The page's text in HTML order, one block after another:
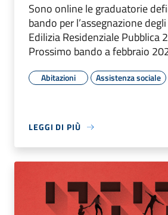
Sono online le graduatorie
bando per l’assegnazione
Edilizia Residenziale Pubblica
Prossimo bando a febbraio
Abitazioni Assistenza sociale
LEGGI DI PIÙ